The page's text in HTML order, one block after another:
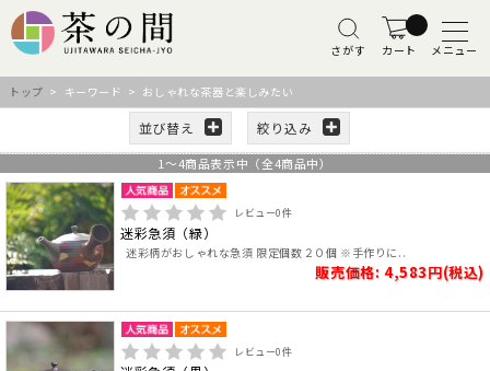
さがす カート メニュー
トップ > キーワード > おしゃれな茶器と楽しみたい
並び替え 絞り込み
1 ～4商品表示中（全4商品中）
レビュー0件
迷彩急須（緑）
迷彩柄がおしゃれな急須 限定個数２０個 ※手作りに..
販売価格: 4,583円(税込)
レビュー0件